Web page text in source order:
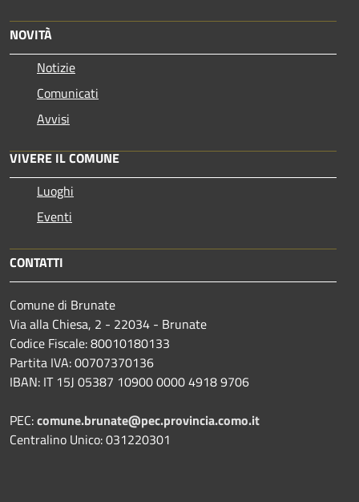
NOVITÀ
Notizie
Comunicati
Avvisi
VIVERE IL COMUNE
Luoghi
Eventi
CONTATTI
Comune di Brunate
Via alla Chiesa, 2 - 22034 - Brunate
Codice Fiscale: 80010180133
Partita IVA: 00707370136
IBAN: IT 15J 05387 10900 0000 4918 9706
PEC:comune.brunate@pec.provincia.como.it
Centralino Unico: 031220301